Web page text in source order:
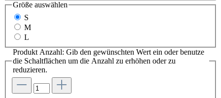
Größe auswählen
S
M
L
Produkt Anzahl: Gib den gewünschten Wert ein oder benutze
die Schaltflächen um die Anzahl zu erhöhen oder zu
reduzieren.